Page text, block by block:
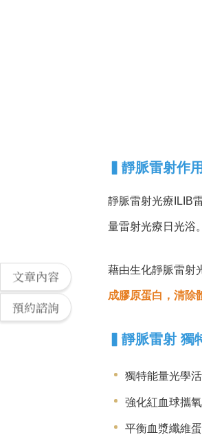
文章內容
預約諮詢
靜脈雷射作
靜脈雷射光療ILIB
量雷射光療日光浴。
藉由生化靜脈雷射
成膠原蛋白，清除
靜脈雷射 獨
獨特能量光學
強化紅血球攜
平衡血漿纖維